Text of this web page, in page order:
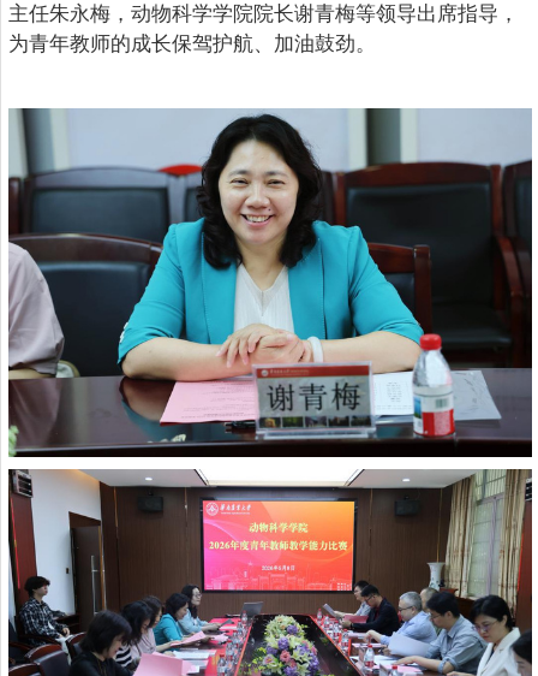
主任朱永梅，动物科学学院院长谢青梅等领导出席指导，
为青年教师的成长保驾护航、加油鼓劲。